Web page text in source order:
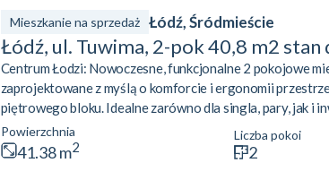
Mieszkanie na sprzedaż Łódź, Śródmieście
Łódź, ul. Tuwima, 2-pok 40,8 m2
Centrum Łodzi: Nowoczesne, funkcjonalne 2 pokojowe
zaprojektowane z myślą o komforcie i ergonomii
piętrowego bloku. Idealne zarówno dla singla, pary, jak i
wynajem w rozwijającym się centrum Łodzi. Układ
wykorzystanie przestrzeni i doskonałe doświetlenie
Powierzchnia
41.38 m2
Liczba pokoi
2